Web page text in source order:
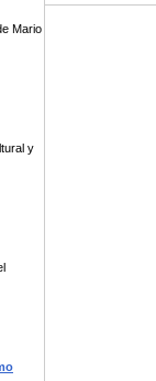
Mario
y